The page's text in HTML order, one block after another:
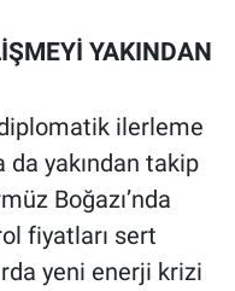
YAKINDAN
ilerleme
yakından takip
Boğazı’nda
fiyatları sert
yeni enerji krizi